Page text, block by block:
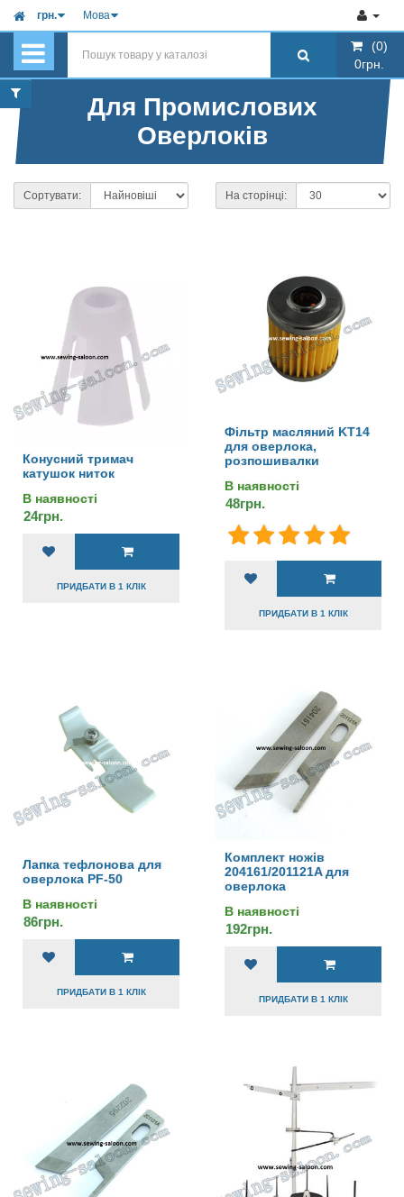
грн. Мова
0грн.
(0)
0грн.
Для Промислових
Оверлоків
Сортувати: На сторінці:
Конусний тримач
катушок ниток
В наявності
24грн.
ПРИДБАТИ В 1 КЛІК
Фільтр масляний KT14
для оверлока,
розпошивалки
В наявності
48грн.
ПРИДБАТИ В 1 КЛІК
Лапка тефлонова для
оверлока PF-50
В наявності
86грн.
ПРИДБАТИ В 1 КЛІК
Комплект ножів
204161/201121A для
оверлока
В наявності
192грн.
ПРИДБАТИ В 1 КЛІК